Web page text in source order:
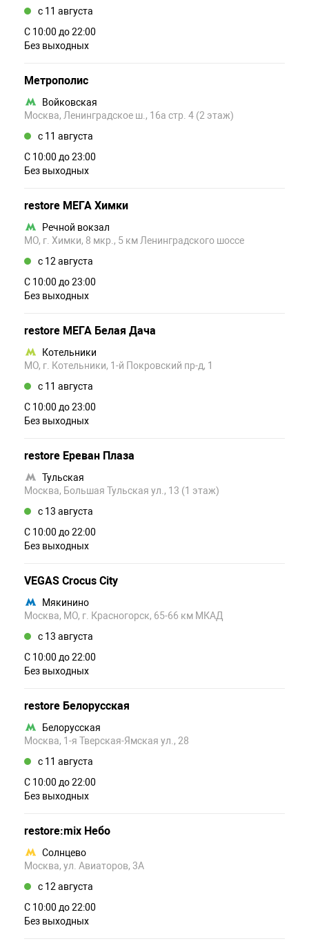
c 11 августа
С 10:00 до 22:00
Без выходных
Метрополис
Войковская
Москва, Ленинградское ш., 16а стр. 4 (2 этаж)
c 11 августа
С 10:00 до 23:00
Без выходных
restore МЕГА Химки
Речной вокзал
МО, г. Химки, 8 мкр., 5 км Ленинградского шоссе
c 12 августа
С 10:00 до 23:00
Без выходных
restore МЕГА Белая Дача
Котельники
МО, г. Котельники, 1-й Покровский пр-д, 1
c 11 августа
С 10:00 до 23:00
Без выходных
restore Ереван Плаза
Тульская
Москва, Большая Тульская ул., 13 (1 этаж)
c 13 августа
С 10:00 до 22:00
Без выходных
VEGAS Crocus City
Мякинино
Москва, МО, г. Красногорск, 65-66 км МКАД
c 13 августа
С 10:00 до 22:00
Без выходных
restore Белорусская
Белорусская
Москва, 1-я Тверская-Ямская ул., 28
c 11 августа
С 10:00 до 22:00
Без выходных
restore:mix Небо
Солнцево
Москва, ул. Авиаторов, 3А
c 12 августа
С 10:00 до 22:00
Без выходных